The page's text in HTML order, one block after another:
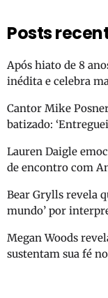
Posts
Após hiato de 8
inédita e celebra
Cantor Mike
batizado:
Lauren Daigle
de encontro com
Bear Grylls revela
mundo’ por
Megan Woods
sustentam sua fé